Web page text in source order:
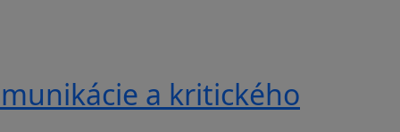
a kritického